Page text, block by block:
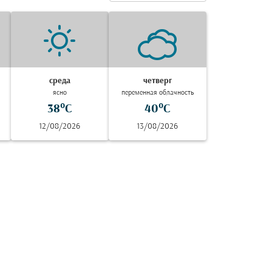
среда
ясно
38°C
12/08/2026
четверг
переменная облачность
40°C
13/08/2026